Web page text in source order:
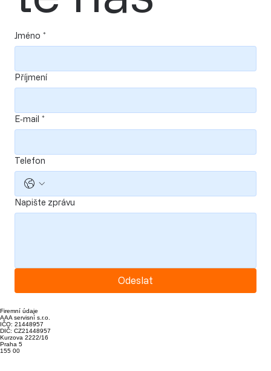
Jméno *
Příjmení
E‑mail *
Telefon
Napište zprávu
Odeslat
Firemní údaje
AAA servisní s.r.o.
IČO: 21448957
DIČ: CZ21448957
Kurzova 2222/16
Praha 5
155 00